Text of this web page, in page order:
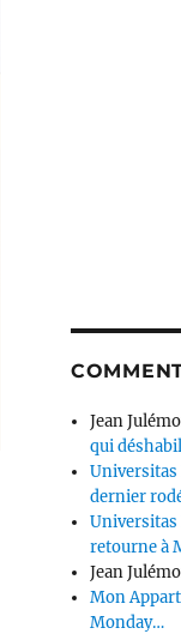
Jean
qui
Universitas
dernier
Universitas
retourne à
Jean
Mon
Monday…